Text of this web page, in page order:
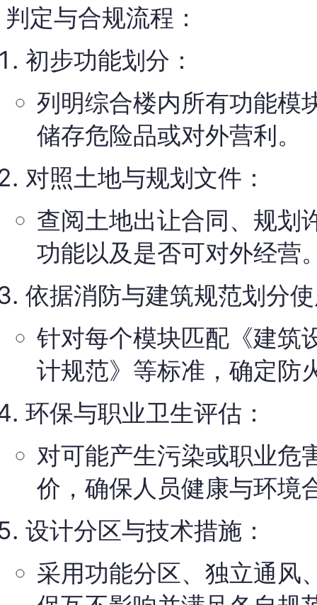
判定与合规流程：
初步功能划分：
列明综合楼内所有功能模
储存危险品或对外营利。
对照土地与规划文件：
查阅土地出让合同、规划
功能以及是否可对外经营
依据消防与建筑规范划分
针对每个模块匹配《建筑
计规范》等标准，确定防
环保与职业卫生评估：
对可能产生污染或职业危
价，确保人员健康与环境
设计分区与技术措施：
采用功能分区、独立通风